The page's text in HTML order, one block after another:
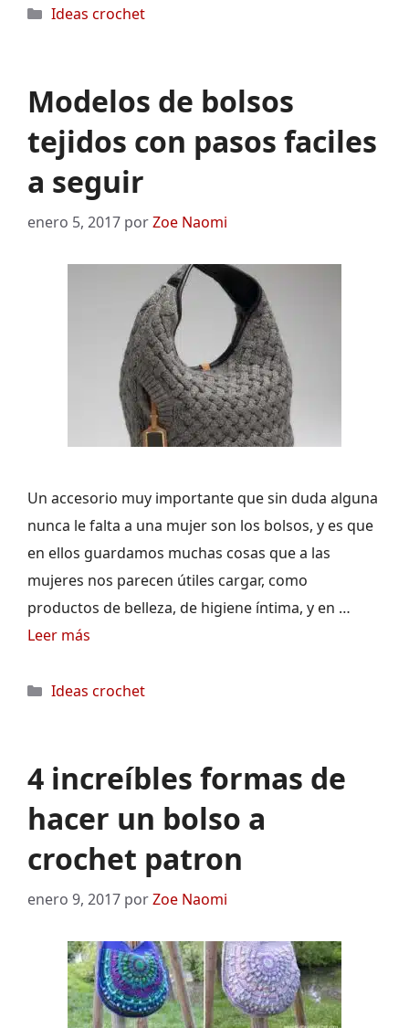
Categorías
Ideas crochet
Modelos de bolsos
tejidos con pasos faciles
a seguir
enero 5, 2017 porZoe Naomi
Un accesorio muy importante que sin duda alguna
nunca le falta a una mujer son los bolsos, y es que
en ellos guardamos muchas cosas que a las
mujeres nos parecen útiles cargar, como
productos de belleza, de higiene íntima, y en …
Leer más
Categorías
Ideas crochet
4 increíbles formas de
hacer un bolso a
crochet patron
enero 9, 2017 porZoe Naomi